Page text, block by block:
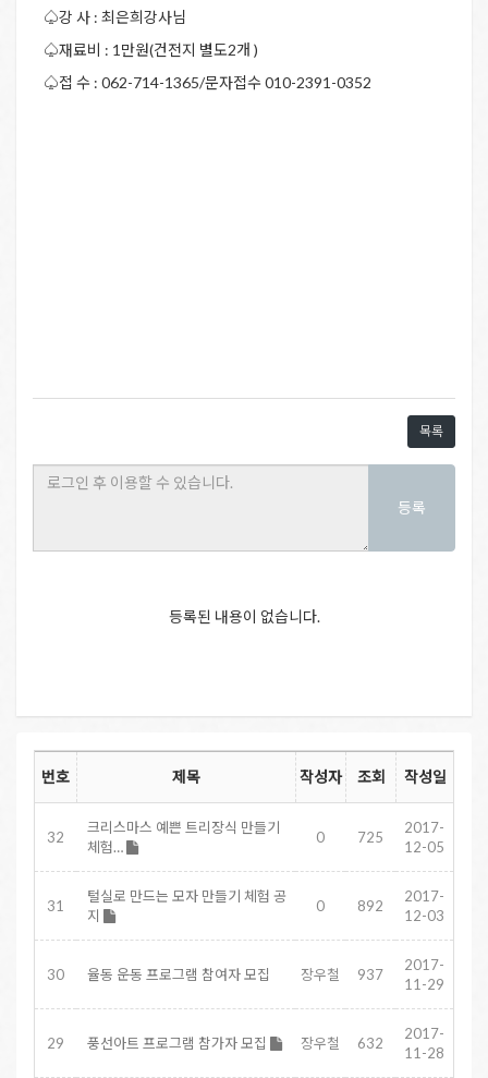
♤강 사 : 최은희강사님
♤재료비 : 1만원(건전지 별도2개 )
♤접 수 : 062-714-1365/문자접수 010-2391-0352
목록
등록
등록된 내용이 없습니다.
번호 제목 작성자 조회 작성일
32
크리스마스 예쁜 트리장식 만들기
체험…
0 725
2017-
12-05
31
털실로 만드는 모자 만들기 체험 공
지
0 892
2017-
12-03
30 율동 운동 프로그램 참여자 모집 장우철 937
2017-
11-29
29 풍선아트 프로그램 참가자 모집 장우철 632
2017-
11-28